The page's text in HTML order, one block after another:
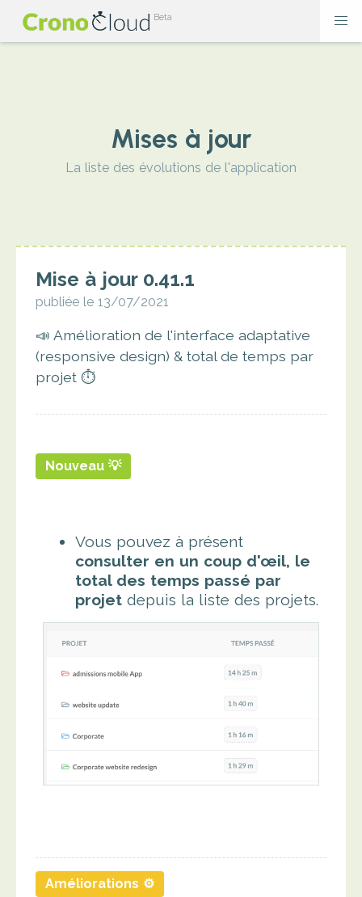
Mises à jour
La liste des évolutions de l'application
Mise à jour 0.41.1
publiée le 13/07/2021
📣 Amélioration de l'interface adaptative
(responsive design) & total de temps par
projet ⏱
Nouveau 💡
Vous pouvez à présent
consulter en un coup d'œil, le
total des temps passé par
projet depuis la liste des projets.
Améliorations ⚙️